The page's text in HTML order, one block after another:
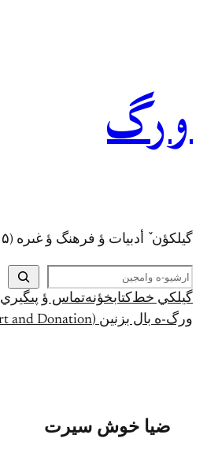
ورگ
گيلکؤن ٚ أدبیات ؤ فرهنگ ؤ غىره (۲۰۰۵ تايسه)
ج
س
ت
ج
گيلکي خط کتابخؤنهتماس ؤ پىگيري
ورگ-ه بال بزنين (Support and Donation)
ضیا خوش سیرت